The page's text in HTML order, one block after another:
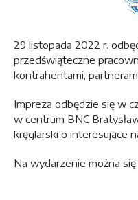
29 listopada 2022 r.
przedświąteczne
kontrahentami,
Impreza odbędzie się w
w centrum BNC
kręglarski o interesujące
Na wydarzenie można się